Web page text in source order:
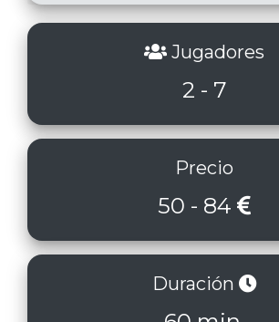
Jugadores
2 - 7
Precio
50 - 84
Duración